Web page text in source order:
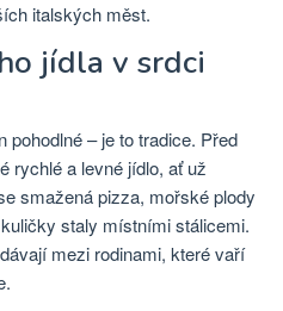
italských měst.
jídla v srdci
pohodlné – je to tradice. Před
rychlé a levné jídlo, ať už
smažená pizza, mořské plody
staly místními stálicemi.
mezi rodinami, které vaří